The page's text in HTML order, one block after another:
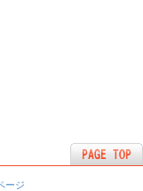
ージ